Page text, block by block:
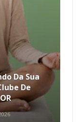
Da Sua
De